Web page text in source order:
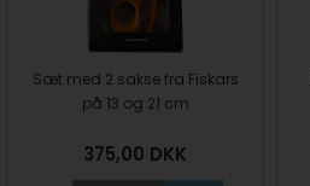
Sæt med 2 sakse fra Fiskars
på 13 og 21 cm
375,00 DKK